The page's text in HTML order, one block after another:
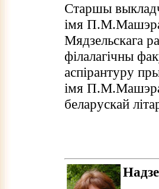
Старшы
імя
Мядзельскага
філалагічны
аспірантуру
імя
беларускай